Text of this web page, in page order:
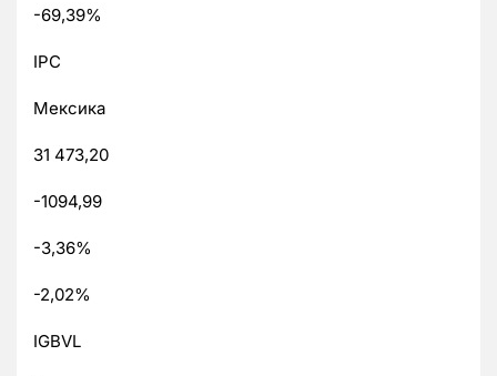
-69,39%
IPC
Мексика
31 473,20
-1094,99
-3,36%
-2,02%
IGBVL